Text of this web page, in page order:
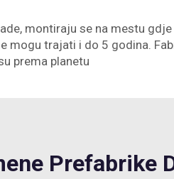
montiraju se na mestu
mogu trajati i do 5 godina.
prema planetu
Prefabrike